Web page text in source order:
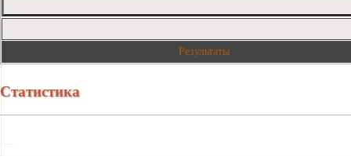
Результаты
Статистика